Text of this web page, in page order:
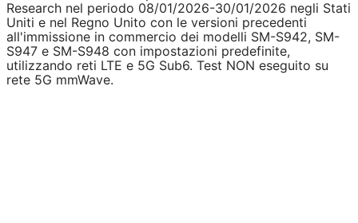
Research nel periodo 08/01/2026-30/01/2026 negli Stati
Uniti e nel Regno Unito con le versioni precedenti
all'immissione in commercio dei modelli SM-S942, SM-
S947 e SM-S948 con impostazioni predefinite,
utilizzando reti LTE e 5G Sub6. Test NON eseguito su
rete 5G mmWave.